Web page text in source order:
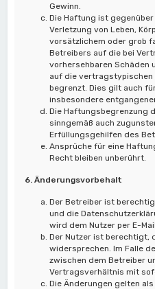
Gewinn.
Die Haftung ist
Verletzung von Leben,
vorsätzlichem oder grob
Betreibers auf die bei
vorhersehbaren Schäden
auf die
begrenzt. Dies gilt auch
insbesondere
Die Haftungsbegrenzung
sinngemäß auch
Erfüllungsgehilfen des
Ansprüche für eine
Recht bleiben unberührt.
6. Änderungsvorbehalt
Der Betreiber ist
und die
wird dem Nutzer per E-
Der Nutzer ist berechtigt,
widersprechen. Im Falle
zwischen dem Betreiber
Vertragsverhältnis mit
Die Änderungen gelten